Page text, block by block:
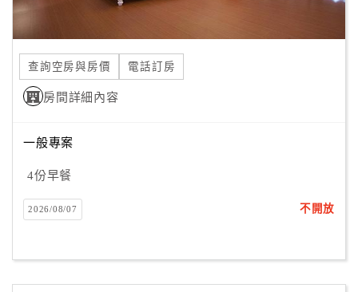
訂
單
管
理
員
戶
客
服
查詢空房與房價 電話訂房
房間詳細內容
一般專案
4份早餐
2026/08/07 不開放